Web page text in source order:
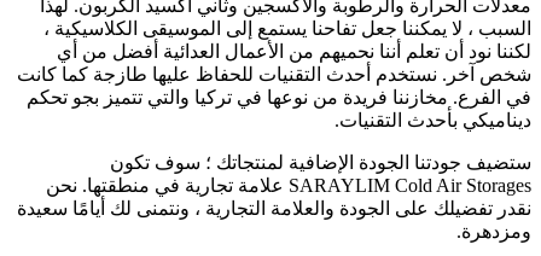
معدلات الحرارة والرطوبة والأكسجين وثاني أكسيد الكربون. لهذا
السبب ، لا يمكننا جعل تفاحنا يستمع إلى الموسيقى الكلاسيكية ،
لكننا نود أن تعلم أننا نحميهم من الأعمال العدائية أفضل من أي
شخص آخر. نستخدم أحدث التقنيات للحفاظ عليها طازجة كما كانت
في الفرع. مخازننا فريدة من نوعها في تركيا والتي تتميز بجو تحكم
ديناميكي بأحدث التقنيات.
ستضيف جودتنا الجودة الإضافية لمنتجاتك ؛ سوف تكون
SARAYLIM Cold Air Storages علامة تجارية في منطقتها. نحن
نقدر تفضيلك على الجودة والعلامة التجارية ، ونتمنى لك أيامًا سعيدة
ومزدهرة.